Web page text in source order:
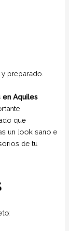
preparado.
en Aquiles
que
un look sano e
de tu